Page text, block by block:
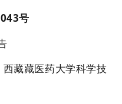
号
西藏藏医药大学科学技